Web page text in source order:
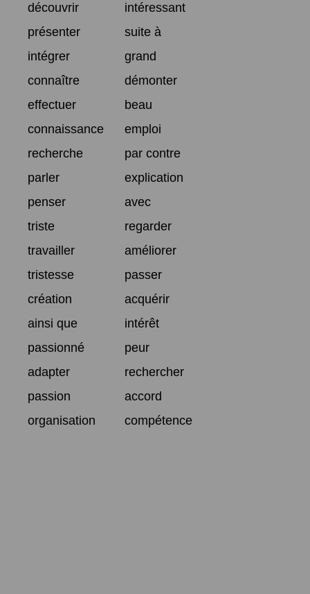
découvrir
intéressant
présenter
suite à
intégrer
grand
connaître
démonter
effectuer
beau
connaissance
emploi
recherche
par contre
parler
explication
penser
avec
triste
regarder
travailler
améliorer
tristesse
passer
création
acquérir
ainsi que
intérêt
passionné
peur
adapter
rechercher
passion
accord
organisation
compétence